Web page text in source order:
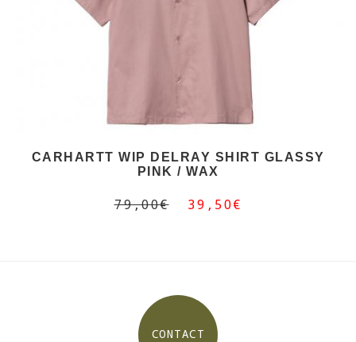
CARHARTT WIP DELRAY SHIRT GLASSY
PINK / WAX
79,00€ 39,50€
CONTACT